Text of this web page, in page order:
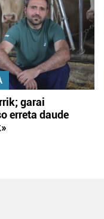
garai
erreta daude